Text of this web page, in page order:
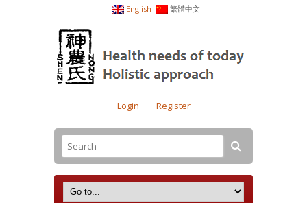
English 繁體中文
Login Register